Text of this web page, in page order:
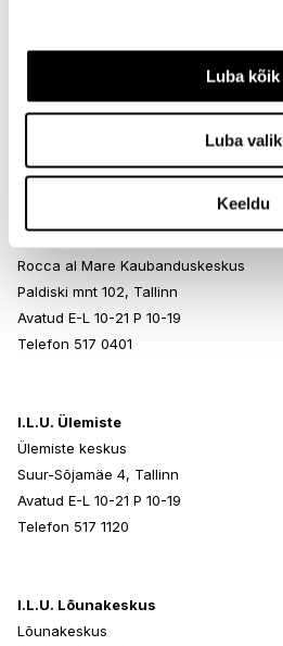
Luba kõik
Luba valik
Keeldu
I.L.U. Kristiine
Endla 45, Tallinn
Telefon 517 1040
Rocca al Mare Kaubanduskeskus
Paldiski mnt 102, Tallinn
Avatud E-L 10-21 P 10-19
Telefon 517 0401
I.L.U. Ülemiste
Ülemiste keskus
Suur-Sõjamäe 4, Tallinn
Avatud E-L 10-21 P 10-19
Telefon 517 1120
I.L.U. Lõunakeskus
Lõunakeskus